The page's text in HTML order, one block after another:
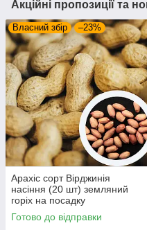
Акційні пропозиції та
Власний збір –23%
Арахіс сорт Вірджинія
насіння (20 шт) земляний
горіх на посадку
Готово до відправки